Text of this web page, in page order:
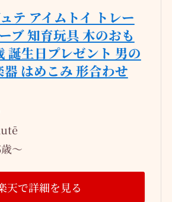
テ アイムトイ トレー
ブ 知育玩具 木のおも
誕生日プレゼント 男の
器 はめこみ 形合わせ
～
天で詳細を見る